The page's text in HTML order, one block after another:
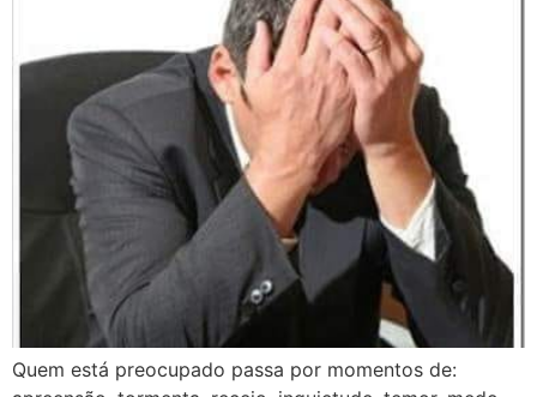
Quem está preocupado passa por momentos de: